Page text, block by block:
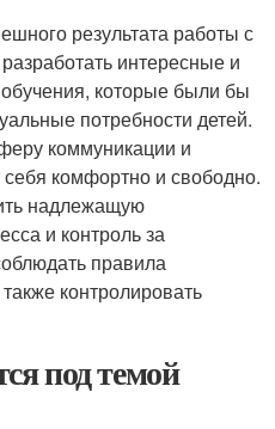
результата работы с
интересные и
которые были бы
потребности детей.
коммуникации и
себя комфортно и свободно.
надлежащую
и контроль за
правила
контролировать
под темой